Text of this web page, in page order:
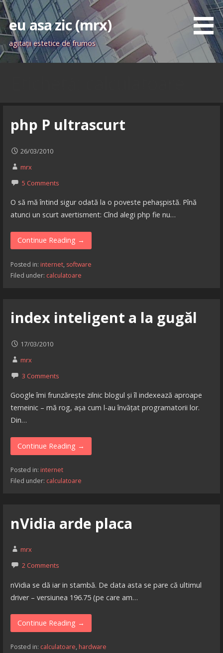
Skip
to
content
eu asa zic (mrx)
agitaţii estetice de frumos
php P ultrascurt
26/03/2010
mrx
5 Comments
O să mă întind sigur odată la o poveste pehașpistă. Pînă
atunci un scurt avertisment: Cînd alegi php fie nu…
Continue Reading →
Posted in: internet, software
Filed under: calculatoare
index inteligent a la gugăl
17/03/2010
mrx
3 Comments
Google îmi frunzărește zilnic blogul și îl indexează aproape
temeinic – mă rog, așa cum l-au învățat programatorii lor.
Din…
Continue Reading →
Posted in: internet
Filed under: calculatoare
nVidia arde placa
mrx
2 Comments
nVidia se dă iar in stambă. De data asta se pare că ultimul
driver – versiunea 196.75 (pe care am…
Continue Reading →
Posted in: calculatoare, hardware